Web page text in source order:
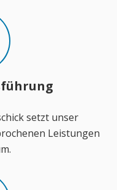
setzt unser
Leistungen